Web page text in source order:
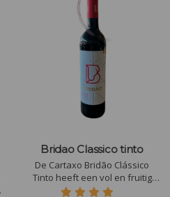
Bridao Classico tinto
De Cartaxo Bridão Clássico
Tinto heeft een vol en fruitig
smaakprofiel, met tonen van